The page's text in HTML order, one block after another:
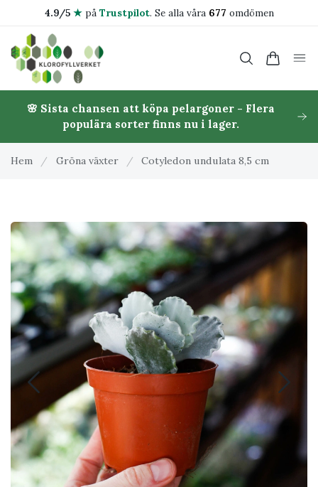
4.9/5 ★på Trustpilot. Se alla våra 677 omdömen
🌸 Sista chansen att köpa pelargoner - Flera
populära sorter finns nu i lager.
Hem / Gröna växter / Cotyledon undulata 8,5 cm